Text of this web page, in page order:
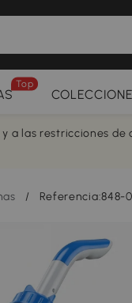
Top
a las restricciones
/ Referencia:848-